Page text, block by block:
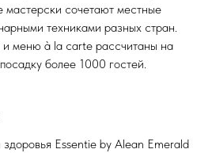
мастерски сочетают местные
техниками разных стран.
меню à la carte рассчитаны на
более 1000 гостей.
Essentie by Alean Emerald